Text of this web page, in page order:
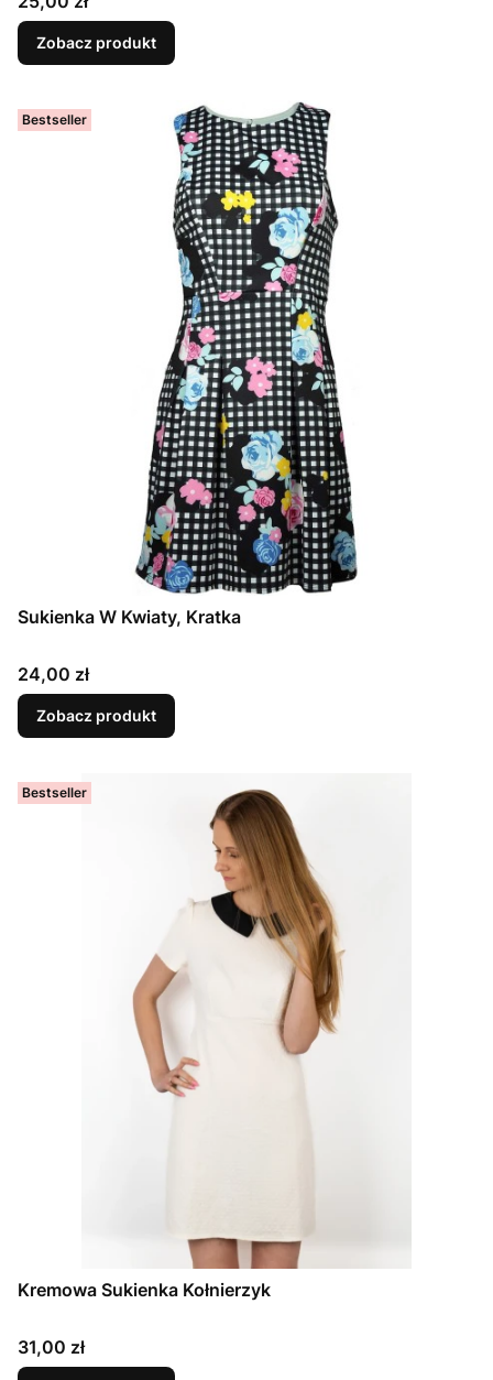
Zobacz produkt
Bestseller
Sukienka W Kwiaty, Kratka
Cena
24,00 zł
Zobacz produkt
Bestseller
Kremowa Sukienka Kołnierzyk
Cena
31,00 zł